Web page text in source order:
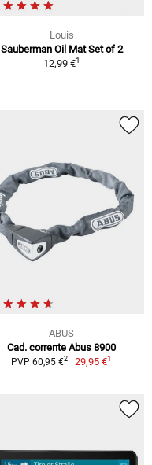
Louis
Sauberman Oil Mat Set of 2
12,99 €1
ABUS
Cad. corrente Abus 8900
PVP 60,95 €2 29,95 €1